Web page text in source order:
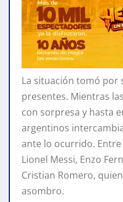
La situación tomó por
presentes. Mientras
con sorpresa y hasta
argentinos
ante lo ocurrido.
Lionel Messi, Enzo
Cristian Romero,
asombro.